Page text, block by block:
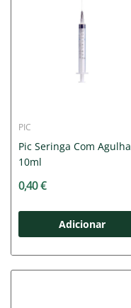
PIC
Pic Seringa Com Agulha
10ml
0,40 €
Adicionar